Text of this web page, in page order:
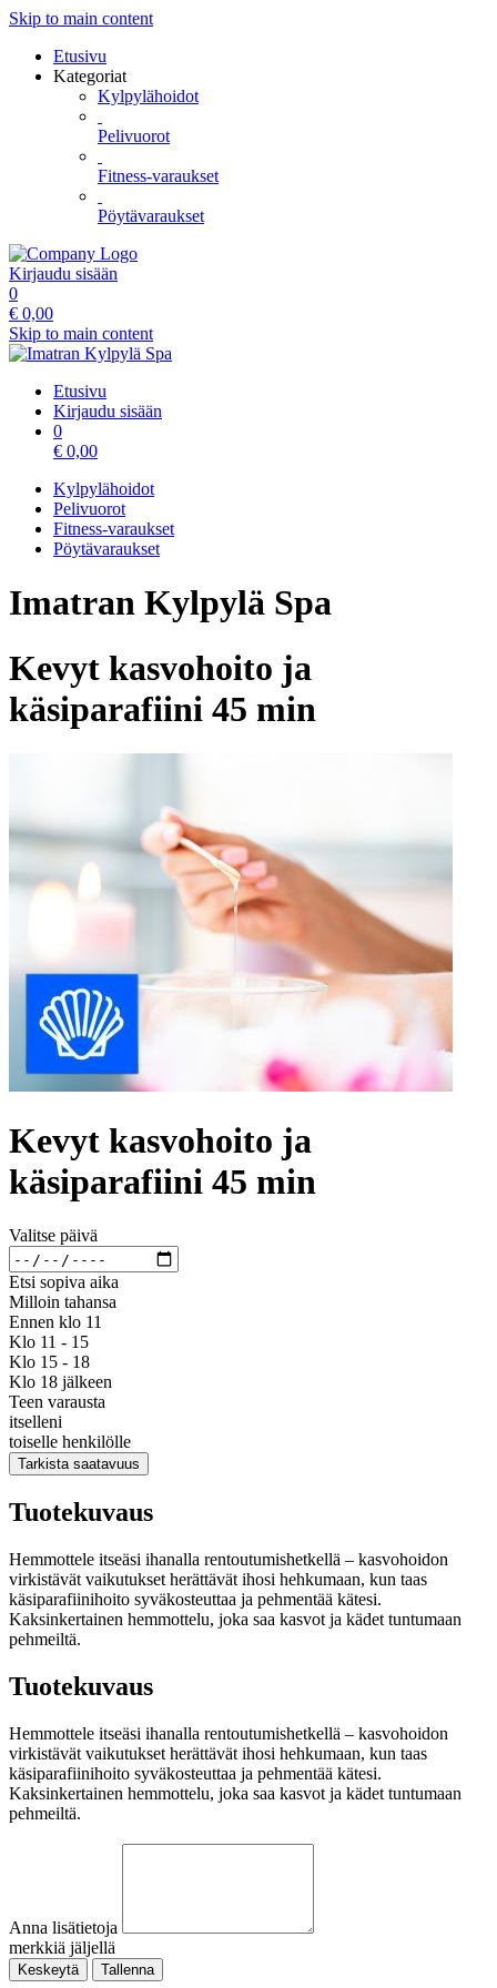
Skip to main content
Etusivu
Kategoriat
Kylpylähoidot
Pelivuorot
Fitness-varaukset
Pöytävaraukset
Kirjaudu sisään
0
€ 0,00
Skip to main content
Etusivu
Kirjaudu sisään
0
€ 0,00
Kylpylähoidot
Pelivuorot
Fitness-varaukset
Pöytävaraukset
Imatran Kylpylä Spa
Kevyt kasvohoito ja
käsiparafiini 45 min
Kevyt kasvohoito ja
käsiparafiini 45 min
Valitse päivä
Etsi sopiva aika
Milloin tahansa
Ennen klo 11
Klo 11 - 15
Klo 15 - 18
Klo 18 jälkeen
Teen varausta
itselleni
toiselle henkilölle
Tarkista saatavuus
Tuotekuvaus
Hemmottele itseäsi ihanalla rentoutumishetkellä – kasvohoidon
virkistävät vaikutukset herättävät ihosi hehkumaan, kun taas
käsiparafiinihoito syväkosteuttaa ja pehmentää kätesi.
Kaksinkertainen hemmottelu, joka saa kasvot ja kädet tuntumaan
pehmeiltä.
Tuotekuvaus
Hemmottele itseäsi ihanalla rentoutumishetkellä – kasvohoidon
virkistävät vaikutukset herättävät ihosi hehkumaan, kun taas
käsiparafiinihoito syväkosteuttaa ja pehmentää kätesi.
Kaksinkertainen hemmottelu, joka saa kasvot ja kädet tuntumaan
pehmeiltä.
Anna lisätietoja
merkkiä jäljellä
Keskeytä Tallenna